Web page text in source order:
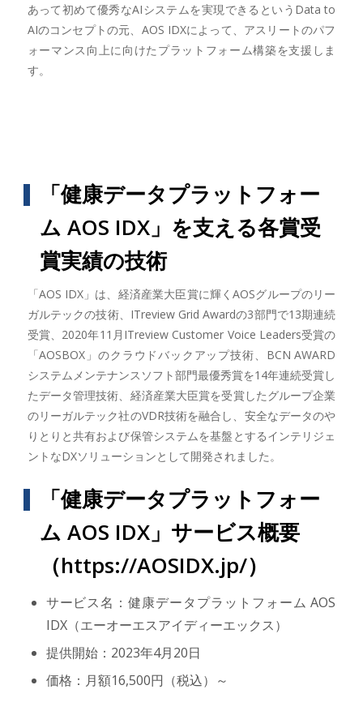
あって初めて優秀なAIシステムを実現できるというData to
AIのコンセプトの元、AOS IDXによって、アスリートのパフ
ォーマンス向上に向けたプラットフォーム構築を支援しま
す。
「健康データプラットフォー
ム AOS IDX」を支える各賞受
賞実績の技術
「AOS IDX」は、経済産業大臣賞に輝くAOSグループのリー
ガルテックの技術、ITreview Grid Awardの3部門で13期連続
受賞、2020年11月ITreview Customer Voice Leaders受賞の
「AOSBOX」のクラウドバックアップ技術、BCN AWARD
システムメンテナンスソフト部門最優秀賞を14年連続受賞し
たデータ管理技術、経済産業大臣賞を受賞したグループ企業
のリーガルテック社のVDR技術を融合し、安全なデータのや
りとりと共有および保管システムを基盤とするインテリジェ
ントなDXソリューションとして開発されました。
「健康データプラットフォー
ム AOS IDX」サービス概要
（https://AOSIDX.jp/）
サービス名：健康データプラットフォーム AOS
IDX（エーオーエスアイディーエックス）
提供開始：2023年4月20日
価格：月額16,500円（税込）～